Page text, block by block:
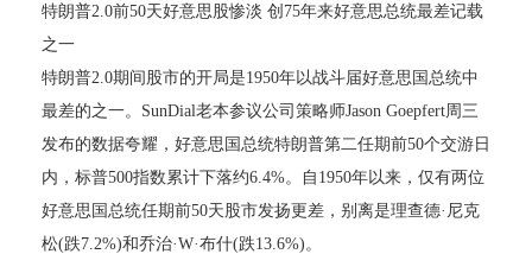
特朗普2.0前50天好意思股惨淡 创75年来好意思总统最差记载
之一
特朗普2.0期间股市的开局是1950年以战斗届好意思国总统中
最差的之一。SunDial老本参议公司策略师Jason Goepfert周三
发布的数据夸耀，好意思国总统特朗普第二任期前50个交游日
内，标普500指数累计下落约6.4%。自1950年以来，仅有两位
好意思国总统任期前50天股市发扬更差，别离是理查德·尼克
松(跌7.2%)和乔治·W·布什(跌13.6%)。